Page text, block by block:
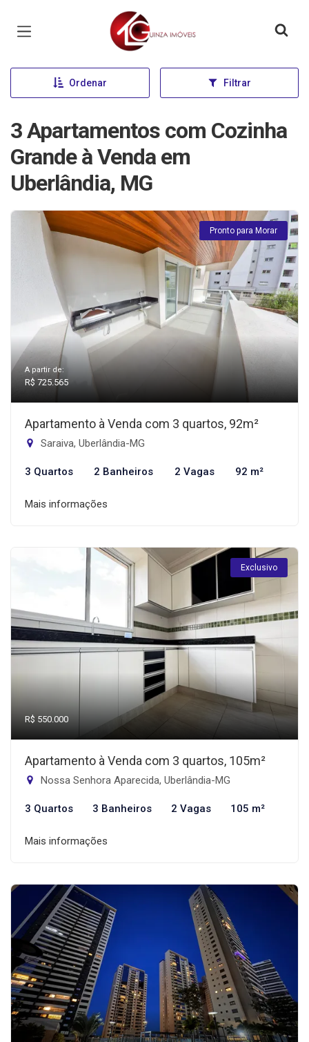
Página inicial
Ordenar Filtrar
3 Apartamentos com Cozinha
Grande à Venda em
Uberlândia, MG
Pronto para Morar
A partir de:
R$ 725.565
Apartamento à Venda com 3 quartos, 92m²
Saraiva, Uberlândia-MG
3 Quartos 2 Banheiros 2 Vagas 92 m²
Mais informações
Exclusivo
R$ 550.000
Apartamento à Venda com 3 quartos, 105m²
Nossa Senhora Aparecida, Uberlândia-MG
3 Quartos 3 Banheiros 2 Vagas 105 m²
Mais informações